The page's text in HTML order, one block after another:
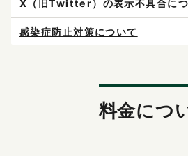
感染症防止対策について
ご予約は各店へ直接お問い合わせ
X（旧Twitter）の表示不具合に
料金につ